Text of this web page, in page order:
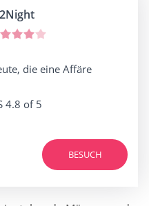
die eine Affäre
4.8 of 5
BESUCH